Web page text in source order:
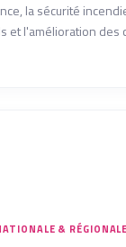
la sécurité
et l'amélioration des
& RÉGIONALE